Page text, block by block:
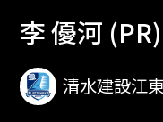
李 優河 (PR)
清水建設江